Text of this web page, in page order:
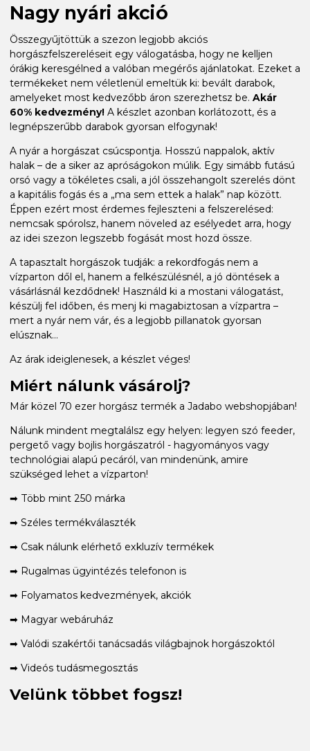
Nagy nyári akció
Összegyűjtöttük a szezon legjobb akciós
horgászfelszereléseit egy válogatásba, hogy ne kelljen
órákig keresgélned a valóban megérős ajánlatokat. Ezeket a
termékeket nem véletlenül emeltük ki: bevált darabok,
amelyeket most kedvezőbb áron szerezhetsz be. Akár
60% kedvezmény! A készlet azonban korlátozott, és a
legnépszerűbb darabok gyorsan elfogynak!
A nyár a horgászat csúcspontja. Hosszú nappalok, aktív
halak – de a siker az apróságokon múlik. Egy simább futású
orsó vagy a tökéletes csali, a jól összehangolt szerelés dönt
a kapitális fogás és a „ma sem ettek a halak” nap között.
Éppen ezért most érdemes fejleszteni a felszerelésed:
nemcsak spórolsz, hanem növeled az esélyedet arra, hogy
az idei szezon legszebb fogását most hozd össze.
A tapasztalt horgászok tudják: a rekordfogás nem a
vízparton dől el, hanem a felkészülésnél, a jó döntések a
vásárlásnál kezdődnek! Használd ki a mostani válogatást,
készülj fel időben, és menj ki magabiztosan a vízpartra –
mert a nyár nem vár, és a legjobb pillanatok gyorsan
elúsznak...
Az árak ideiglenesek, a készlet véges!
Miért nálunk vásárolj?
Már közel 70 ezer horgász termék a Jadabo webshopjában!
Nálunk mindent megtalálsz egy helyen: legyen szó feeder,
pergető vagy bojlis horgászatról - hagyományos vagy
technológiai alapú pecáról, van mindenünk, amire
szükséged lehet a vízparton!
➡ Több mint 250 márka
➡ Széles termékválaszték
➡ Csak nálunk elérhető exkluzív termékek
➡ Rugalmas ügyintézés telefonon is
➡ Folyamatos kedvezmények, akciók
➡ Magyar webáruház
➡ Valódi szakértői tanácsadás világbajnok horgászoktól
➡ Videós tudásmegosztás
Velünk többet fogsz!